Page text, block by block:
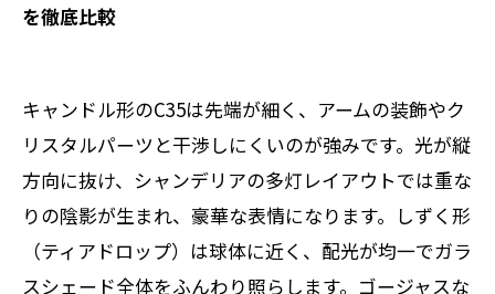
を徹底比較
キャンドル形のC35は先端が細く、アームの装飾やク
リスタルパーツと干渉しにくいのが強みです。光が縦
方向に抜け、シャンデリアの多灯レイアウトでは重な
りの陰影が生まれ、豪華な表情になります。しずく形
（ティアドロップ）は球体に近く、配光が均一でガラ
スシェード全体をふんわり照らします。ゴージャスな